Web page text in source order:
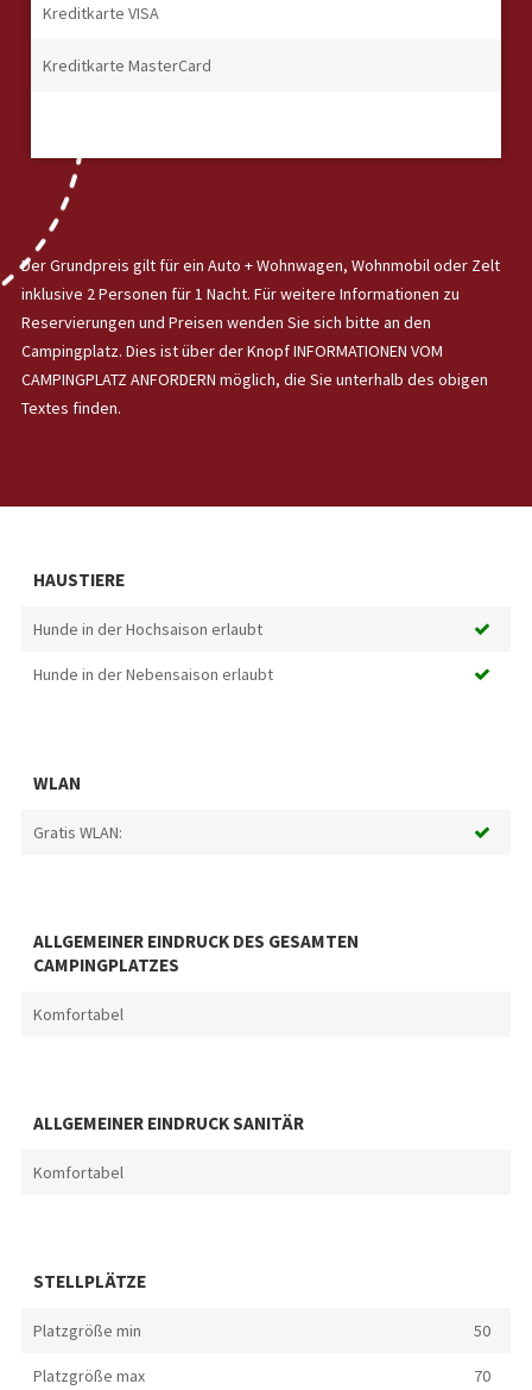
Kreditkarte VISA
Kreditkarte MasterCard
Der Grundpreis gilt für ein Auto + Wohnwagen, Wohnmobil oder Zelt
inklusive 2 Personen für 1 Nacht. Für weitere Informationen zu
Reservierungen und Preisen wenden Sie sich bitte an den
Campingplatz. Dies ist über der Knopf INFORMATIONEN VOM
CAMPINGPLATZ ANFORDERN möglich, die Sie unterhalb des obigen
Textes finden.
HAUSTIERE
Hunde in der Hochsaison erlaubt
Hunde in der Nebensaison erlaubt
WLAN
Gratis WLAN:
ALLGEMEINER EINDRUCK DES GESAMTEN
CAMPINGPLATZES
Komfortabel
ALLGEMEINER EINDRUCK SANITÄR
Komfortabel
STELLPLÄTZE
Platzgröße min 50
Platzgröße max 70